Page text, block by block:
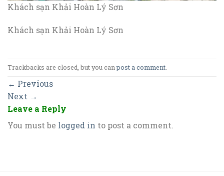
Khách sạn Khải Hoàn Lý Sơn
Khách sạn Khải Hoàn Lý Sơn
Trackbacks are closed, but you canpost a comment
← Previous
Next →
Leave a Reply
You must be logged in to post a comment.